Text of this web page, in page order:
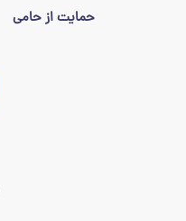
حمایت از حامی